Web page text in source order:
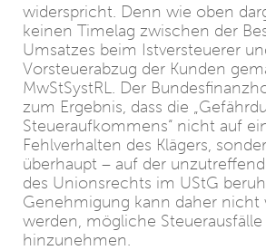
widerspricht. Denn wie oben
keinen Timelag zwischen der
Umsatzes beim Istversteuerer
Vorsteuerabzug der Kunden
MwStSystRL. Der
zum Ergebnis, dass die
Steueraufkommens“ nicht auf
Fehlverhalten des Klägers,
überhaupt – auf der
des Unionsrechts im UStG
Genehmigung kann daher nicht
werden, mögliche Steuerausfälle
hinzunehmen.